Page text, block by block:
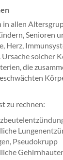
allen
Senioren
Herz,
solcher
die
zu rechnen:
Pseudokrupp